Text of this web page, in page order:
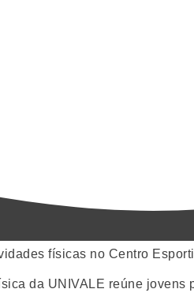
da UNIVALE reúne